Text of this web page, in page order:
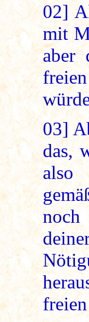
02]
mit
aber
03]
das,
also
noch